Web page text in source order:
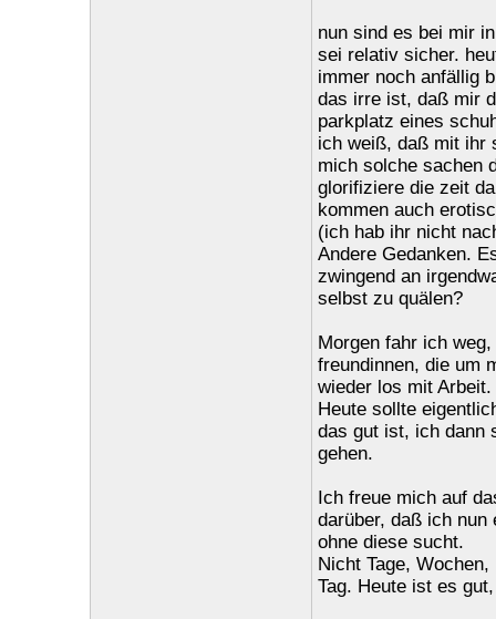
nun sind es bei mir
sei relativ sicher.
immer noch anfällig
das irre ist, daß mir
parkplatz eines
ich weiß, daß mit ihr
mich solche sachen
glorifiziere die zeit
kommen auch
(ich hab ihr nicht
Andere Gedanken.
zwingend an
selbst zu quälen?
Morgen fahr ich
freundinnen, die um
wieder los mit Arbeit.
Heute sollte
das gut ist, ich dann
gehen.
Ich freue mich auf
darüber, daß ich nun
ohne diese sucht.
Nicht Tage,
Tag. Heute ist es